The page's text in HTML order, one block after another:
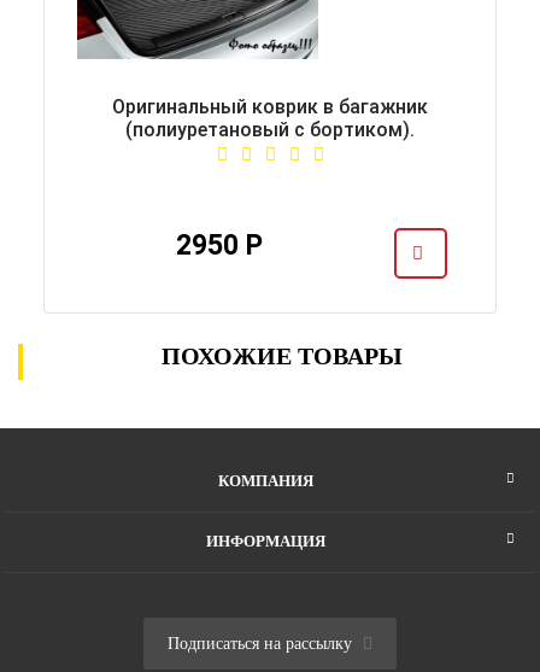
Оригинальный коврик в багажник
(полиуретановый с бортиком).
2950 Р
ПОХОЖИЕ ТОВАРЫ
КОМПАНИЯ
ИНФОРМАЦИЯ
Подписаться на рассылку